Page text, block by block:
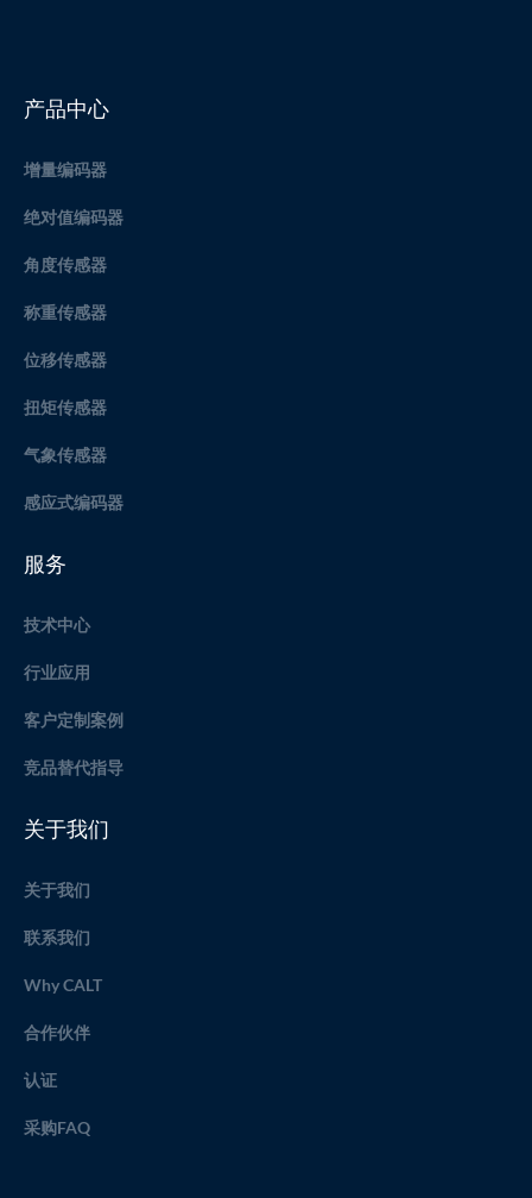
产品中心
增量编码器
绝对值编码器
角度传感器
称重传感器
位移传感器
扭矩传感器
气象传感器
感应式编码器
服务
技术中心
行业应用
客户定制案例
竞品替代指导
关于我们
关于我们
联系我们
Why CALT
合作伙伴
认证
采购FAQ